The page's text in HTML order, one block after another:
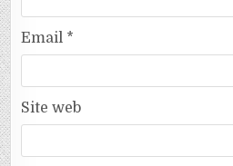
Email *
Site web